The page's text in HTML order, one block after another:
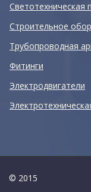
Светотехническая
Строительное
Трубопроводная
Фитинги
Электродвигатели
© 2015